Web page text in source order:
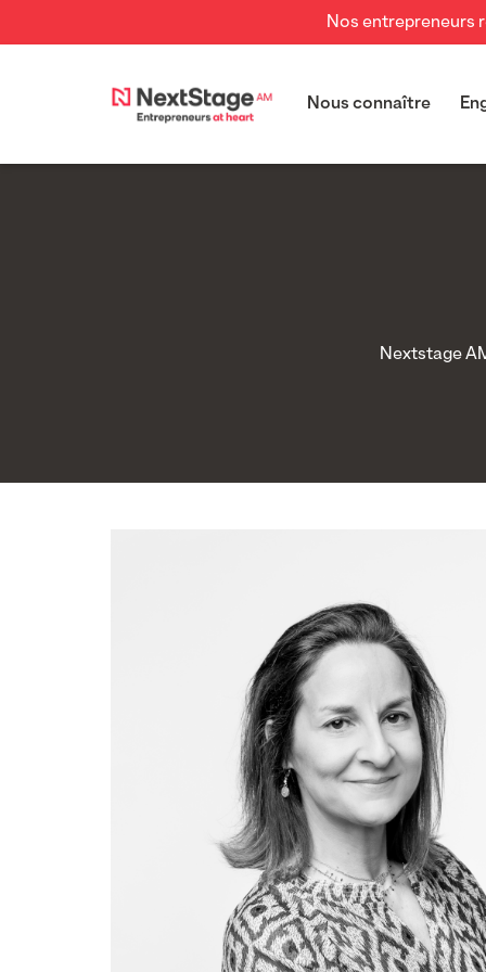
Nos entrepreneurs
Nous connaître
Nextstage